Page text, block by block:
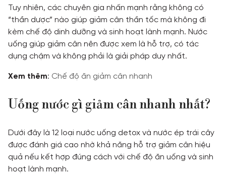
Tuy nhiên, các chuyên gia nhấn mạnh rằng không có
“thần dược” nào giúp giảm cân thần tốc mà không đi
kèm chế độ dinh dưỡng và sinh hoạt lành mạnh. Nước
uống giúp giảm cân nên được xem là hỗ trợ, có tác
dụng chậm và không phải là giải pháp duy nhất.
Xem thêm: Chế độ ăn giảm cân nhanh
Uống nước gì giảm cân nhanh nhất?
Dưới đây là 12 loại nước uống detox và nước ép trái cây
được đánh giá cao nhờ khả năng hỗ trợ giảm cân hiệu
quả nếu kết hợp đúng cách với chế độ ăn uống và sinh
hoạt lành mạnh.